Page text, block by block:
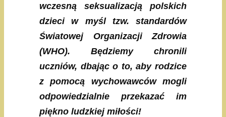
wczesną seksualizacją polskich
dzieci w myśl tzw. standardów
Światowej Organizacji Zdrowia
(WHO). Będziemy chronili
uczniów, dbając o to, aby rodzice
z pomocą wychowawców mogli
odpowiedzialnie przekazać im
piękno ludzkiej miłości!